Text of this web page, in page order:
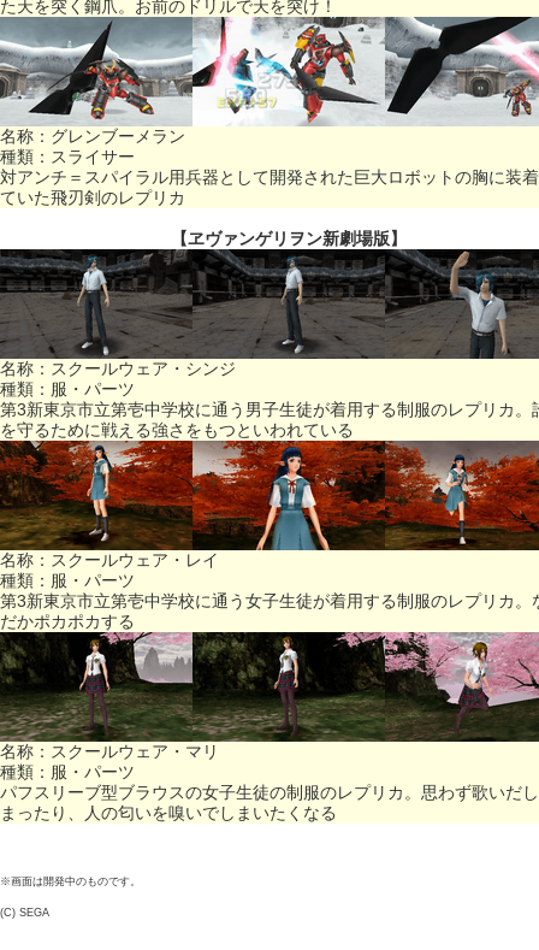
た天を突く鋼爪。お前のドリルで天を突け！
名称：グレンブーメラン
種類：スライサー
対アンチ＝スパイラル用兵器として開発された巨大ロボットの胸に装
ていた飛刃剣のレプリカ
【ヱヴァンゲリヲン新劇場版】
名称：スクールウェア・シンジ
種類：服・パーツ
第3新東京市立第壱中学校に通う男子生徒が着用する制服のレプリカ。
を守るために戦える強さをもつといわれている
名称：スクールウェア・レイ
種類：服・パーツ
第3新東京市立第壱中学校に通う女子生徒が着用する制服のレプリカ。
だかポカポカする
名称：スクールウェア・マリ
種類：服・パーツ
パフスリーブ型ブラウスの女子生徒の制服のレプリカ。思わず歌いだ
まったり、人の匂いを嗅いでしまいたくなる
※画面は開発中のものです。
(C) SEGA